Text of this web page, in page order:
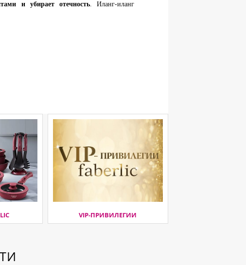
и убирает отечность. Иланг-иланг
VIP-ПРИВИЛЕГИИ